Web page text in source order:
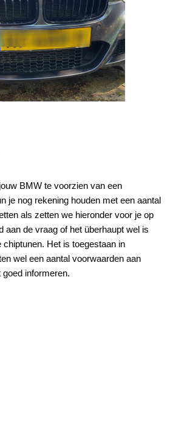
BMW te voorzien van een
je nog rekening houden met een aantal
als zetten we hieronder voor je op
aan de vraag of het überhaupt wel is
Het is toegestaan in
wel een aantal voorwaarden aan
informeren.